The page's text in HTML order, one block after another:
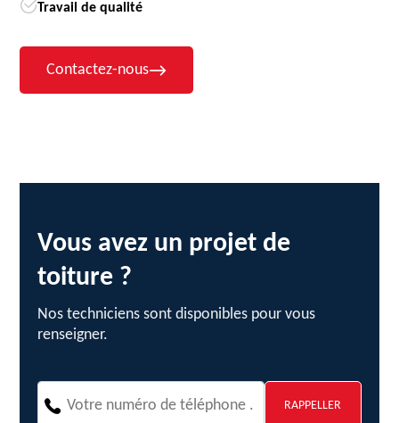
Travail de qualité
Contactez-nous
Vous avez un projet de
toiture ?
Nos techniciens sont disponibles pour vous
renseigner.